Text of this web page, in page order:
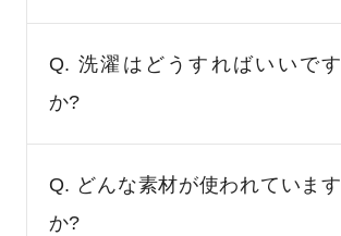
Q. 洗濯はどうすればいいです
か?
Q. どんな素材が使われています
か?